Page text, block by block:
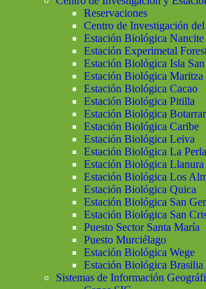
Reservaciones
Centro de Investigación
Estación Biológica Nancite
Estación Experimetal
Estación Biológica Isla San
Estación Biológica Maritza
Estación Biológica Cacao
Estación Biológica Pitilla
Estación Biológica
Estación Biológica Caribe
Estación Biológica Leiva
Estación Biológica La Perla
Estación Biológica Llanura
Estación Biológica Los
Estación Biológica Quica
Estación Biológica San
Estación Biológica San
Puesto Sector Santa María
Puesto Murciélago
Estación Biológica Wege
Estación Biológica Brasilia
Sistemas de Información